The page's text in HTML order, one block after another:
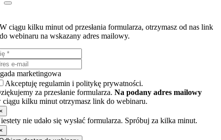
W ciągu kilku minut od przesłania formularza, otrzymasz od nas link
do webinaru na wskazany adres mailowy.
marketingowa
Akceptuję regulamin i politykę prywatności.
za przesłanie formularza.Na podany adres mailowy
ciągu kilku minut otrzymasz link do webinaru.
nie udało się wysłać formularza. Spróbuj za kilka minut.